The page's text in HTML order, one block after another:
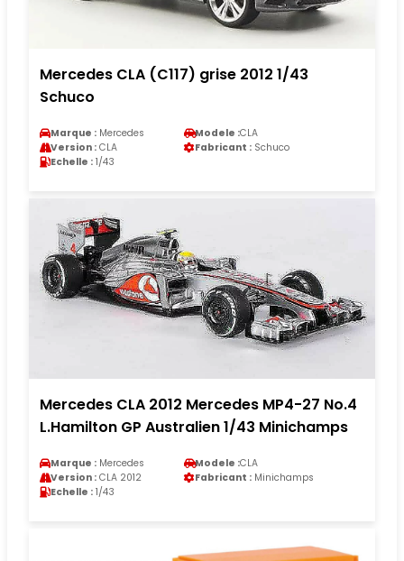
Mercedes CLA (C117) grise 2012 1/43
Schuco
Marque : Mercedes Modele :CLA
Version : CLA Fabricant : Schuco
Echelle : 1/43
Mercedes CLA 2012 Mercedes MP4-27 No.4
L.Hamilton GP Australien 1/43 Minichamps
Marque : Mercedes Modele :CLA
Version : CLA 2012 Fabricant : Minichamps
Echelle : 1/43